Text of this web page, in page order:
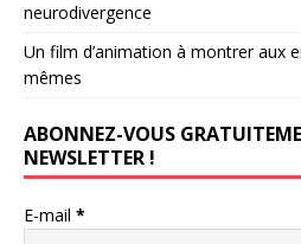
neurodivergence
Un film d’animation à montrer aux
mêmes
ABONNEZ-VOUS
NEWSLETTER !
E-mail *